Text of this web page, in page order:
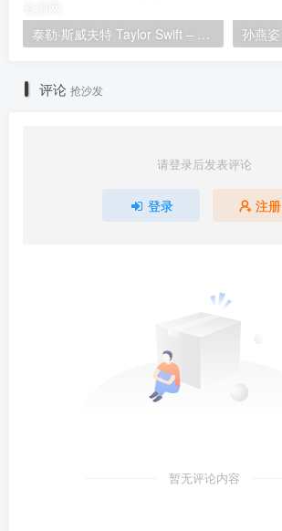
泰勒·斯威夫特 Taylor Swift – THE TORTURED POETS DEPARTMENT: THE ANTHOLOGY[E] 2024 [24Bit/48kH] [Hi-Res Flac 1.44GB]
评论 抢沙发
请登录后发表评论
登录 注册
暂无评论内容